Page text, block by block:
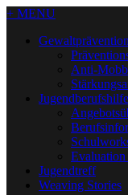
+ MENU
Gewaltprävention
Anti-
Jugendberufshilfe
Jugendtreff
Weaving Stories